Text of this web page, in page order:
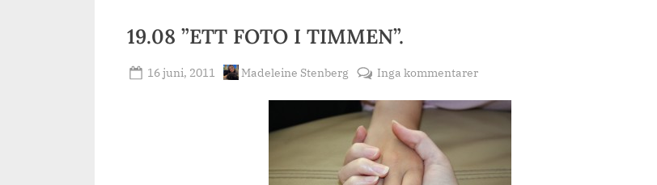
19.08 ”ETT FOTO I TIMMEN”.
Posted
16 juni, 2011 By
Madeleine Stenberg Inga kommentarertill
”ETT
TIMMEN”.